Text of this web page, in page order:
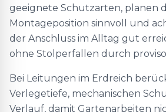
geeignete Schutzarten, planen
Montageposition sinnvoll und
der Anschluss im Alltag gut
ohne Stolperfallen durch
Bei Leitungen im Erdreich
Verlegetiefe, mechanischen
Verlauf, damit Gartenarbeiten